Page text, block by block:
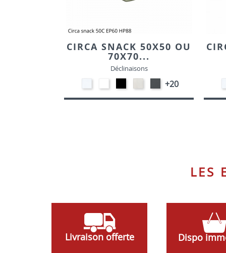
CIRCA SNACK 50X50 OU
70X70...
Déclinaisons
HP90
-
BLANC
-
NOIR
STRATIFIE
HP93
-
EP72
-
GRAPHITE
+20
LES
Livraison offerte Dispo